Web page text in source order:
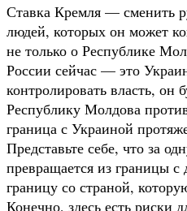
Ставка Кремля — сменить
людей, которых он может
не только о Республике
России сейчас — это
контролировать власть, он
Республику Молдова
граница с Украиной
Представьте себе, что за
превращается из границы с
границу со страной,
Конечно, здесь есть риски